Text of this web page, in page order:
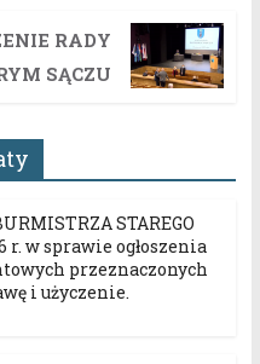
RADY
SĄCZU
STAREGO
r. w sprawie ogłoszenia
przeznaczonych
i użyczenie.